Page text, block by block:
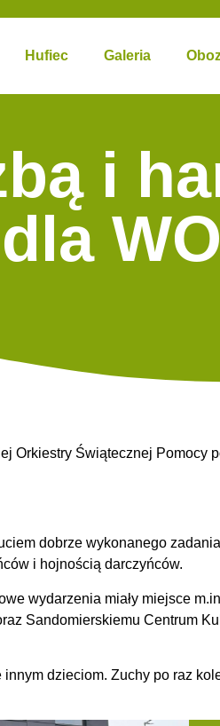
Hufiec Galeria
i
Orkiestry Świątecznej Pomocy
dobrze wykonanego
i hojnością darczyńców.
wydarzenia miały miejsce
Sandomierskiemu Centrum
dzieciom. Zuchy po raz